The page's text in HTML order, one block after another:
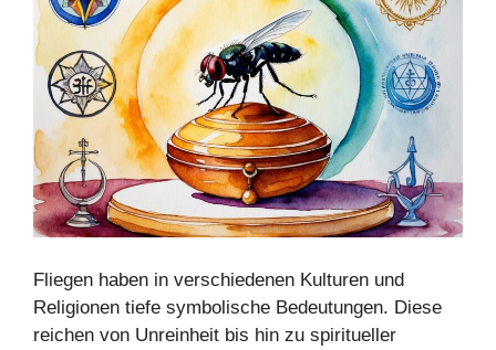
Fliegen haben in verschiedenen Kulturen und
Religionen tiefe symbolische Bedeutungen. Diese
reichen von Unreinheit bis hin zu spiritueller